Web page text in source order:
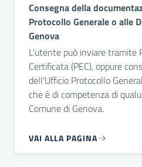
Consegna della
Protocollo Generale o alle
Genova
L'utente può inviare tramite
Certificata (PEC), oppure
dell'Ufficio Protocollo
che è di competenza di
Comune di Genova.
VAI ALLA PAGINA